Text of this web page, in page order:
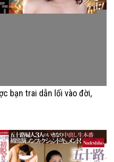
bạn trai dẫn lối vào đời,